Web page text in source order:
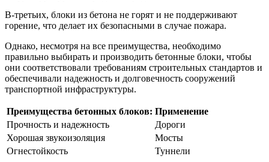
В-третьих, блоки из бетона не горят и не поддерживают
горение, что делает их безопасными в случае пожара.
Однако, несмотря на все преимущества, необходимо
правильно выбирать и производить бетонные блоки, чтобы
они соответствовали требованиям строительных стандартов и
обеспечивали надежность и долговечность сооружений
транспортной инфраструктуры.
Преимущества бетонных блоков: Применение
Прочность и надежность
Дороги
Хорошая звукоизоляция
Мосты
Огнестойкость
Туннели